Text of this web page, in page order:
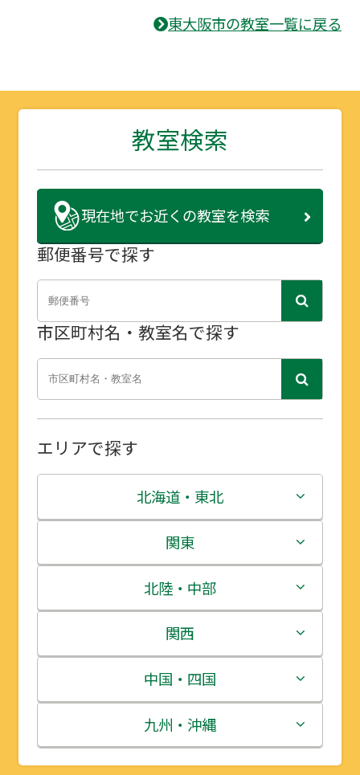
東大阪市の教室一覧に戻る
教室検索
現在地でお近くの教室を検索
郵便番号で探す
市区町村名・教室名で探す
エリアで探す
北海道・東北
北海道
青森県
岩手県
宮城県
秋田県
山形県
関東
茨城県
栃木県
群馬県
埼玉県
千葉県
北陸・中部
新潟県
富山県
石川県
福井県
関西
三重県
滋賀県
京都府
中国・四国
鳥取県
島根県
九州・沖縄
福岡県